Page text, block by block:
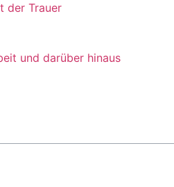
der Trauer
und darüber hinaus